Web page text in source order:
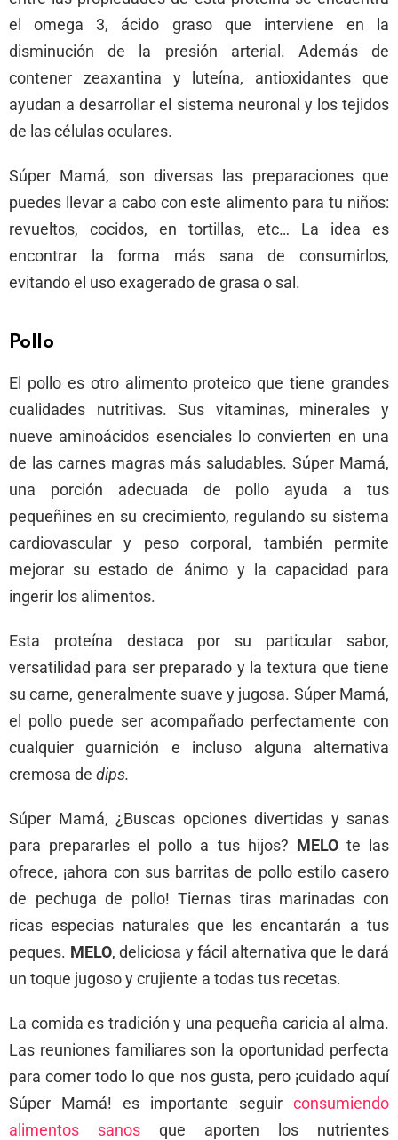
el omega 3, ácido graso que interviene en la
disminución de la presión arterial. Además de
contener zeaxantina y luteína, antioxidantes que
ayudan a desarrollar el sistema neuronal y los tejidos
de las células oculares.
Súper Mamá, son diversas las preparaciones que
puedes llevar a cabo con este alimento para tu niños:
revueltos, cocidos, en tortillas, etc… La idea es
encontrar la forma más sana de consumirlos,
evitando el uso exagerado de grasa o sal.
Pollo
El pollo es otro alimento proteico que tiene grandes
cualidades nutritivas. Sus vitaminas, minerales y
nueve aminoácidos esenciales lo convierten en una
de las carnes magras más saludables. Súper Mamá,
una porción adecuada de pollo ayuda a tus
pequeñines en su crecimiento, regulando su sistema
cardiovascular y peso corporal, también permite
mejorar su estado de ánimo y la capacidad para
ingerir los alimentos.
Esta proteína destaca por su particular sabor,
versatilidad para ser preparado y la textura que tiene
su carne, generalmente suave y jugosa. Súper Mamá,
el pollo puede ser acompañado perfectamente con
cualquier guarnición e incluso alguna alternativa
cremosa de dips.
Súper Mamá, ¿Buscas opciones divertidas y sanas
para prepararles el pollo a tus hijos? MELOte las
ofrece, ¡ahora con sus barritas de pollo estilo casero
de pechuga de pollo! Tiernas tiras marinadas con
ricas especias naturales que les encantarán a tus
peques. MELO, deliciosa y fácil alternativa que le dará
un toque jugoso y crujiente a todas tus recetas.
La comida es tradición y una pequeña caricia al alma.
Las reuniones familiares son la oportunidad perfecta
para comer todo lo que nos gusta, pero ¡cuidado aquí
Súper Mamá! es importante seguir consumiendo
alimentos sanos que aporten los nutrientes